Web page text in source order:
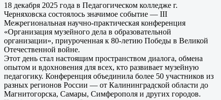
18 декабря 2025 года в Педагогическом колледже г.
Черняховска состоялось значимое событие — III
Межрегиональная научно-практическая конференция
«Организация музейного дела в образовательной
организации», приуроченная к 80-летию Победы в Великой
Отечественной войне.
Этот день стал настоящим пространством диалога, обмена
опытом и вдохновения для всех, кто развивает музейную
педагогику. Конференция объединила более 50 участников из
разных регионов России — от Калининградской области до
Магнитогорска, Самары, Симферополя и других городов.